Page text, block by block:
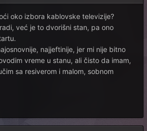
oko izbora kablovske televizije?
već je to dvorišni stan, pa ono
najjeftinije, jer mi nije bitno
vreme u stanu, ali čisto da imam,
sa resiverom i malom, sobnom